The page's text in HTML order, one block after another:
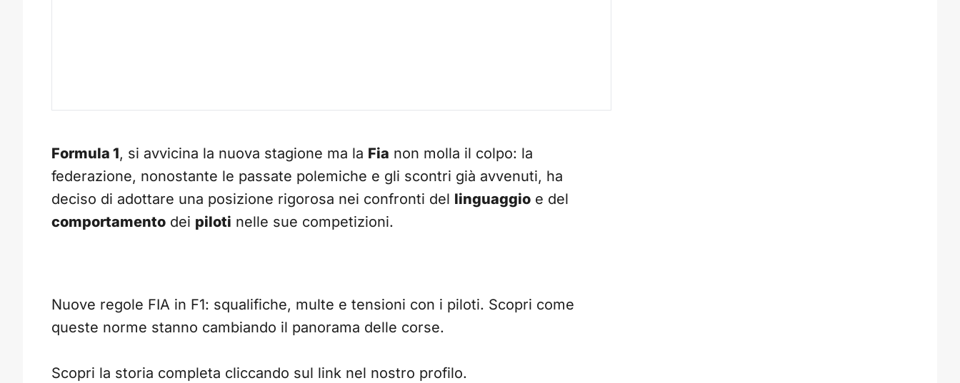
Formula 1, si avvicina la nuova stagione ma la Fia non molla il colpo: la
federazione, nonostante le passate polemiche e gli scontri già avvenuti, ha
deciso di adottare una posizione rigorosa nei confronti del linguaggio e del
comportamento dei piloti nelle sue competizioni.
Nuove regole FIA in F1: squalifiche, multe e tensioni con i piloti. Scopri come
queste norme stanno cambiando il panorama delle corse.
Scopri la storia completa cliccando sul link nel nostro profilo.